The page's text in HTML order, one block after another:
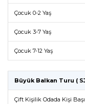
Çocuk 0-2 Yaş
Çocuk 3-7 Yaş
Çocuk 7-12 Yaş
Büyük Balkan Turu (
Çift Kişilik Odada Kişi Başı